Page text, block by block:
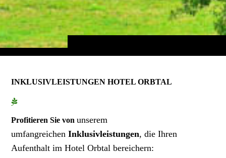
INKLUSIVLEISTUNGEN HOTEL ORBTAL
Profitieren Sie vonunserem
umfangreichenInklusivleistungen, die Ihren
Aufenthalt im Hotel Orbtal bereichern: